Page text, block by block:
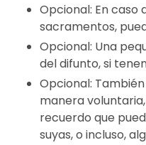
Opcional: En caso
sacramentos,
Opcional: Una
del difunto, si
Opcional:
manera
recuerdo que
suyas, o incluso,